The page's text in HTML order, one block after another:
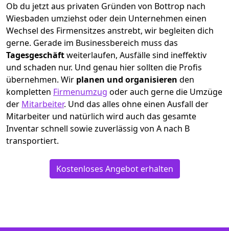
Ob du jetzt aus privaten Gründen von Bottrop nach
Wiesbaden umziehst oder dein Unternehmen einen
Wechsel des Firmensitzes anstrebt, wir begleiten dich
gerne. Gerade im Businessbereich muss das
Tagesgeschäftweiterlaufen, Ausfälle sind ineffektiv
und schaden nur. Und genau hier sollten die Profis
übernehmen. Wir planen und organisieren den
kompletten Firmenumzug oder auch gerne die Umzüge
der Mitarbeiter. Und das alles ohne einen Ausfall der
Mitarbeiter und natürlich wird auch das gesamte
Inventar schnell sowie zuverlässig von A nach B
transportiert.
Kostenloses Angebot erhalten